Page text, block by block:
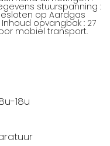
stuurspanning :
op Aardgas
opvangbak : 27
mobiel transport.
18u